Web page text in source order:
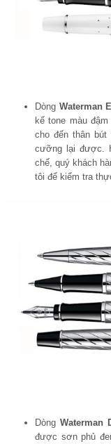
Dòng Waterman
kế tone màu
cho đến thân
cưỡng lại được.
chế, quý khách
tôi để kiểm tra
DòngWaterman
được sơn phủ